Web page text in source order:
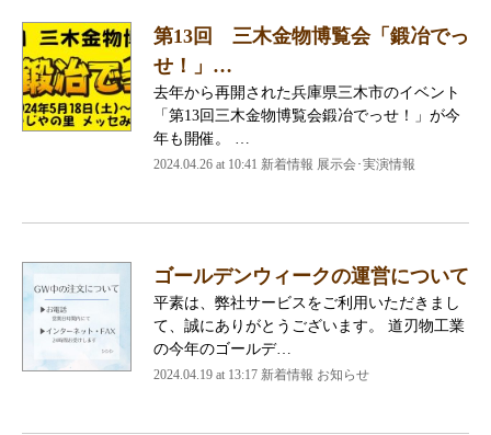
第13回 三木金物博覧会「鍛冶でっ
せ！」…
去年から再開された兵庫県三木市のイベント
「第13回三木金物博覧会鍛冶でっせ！」が今
年も開催。 …
2024.04.26 at 10:41 新着情報 展示会･実演情報
ゴールデンウィークの運営について
平素は、弊社サービスをご利用いただきまし
て、誠にありがとうございます。 道刃物工業
の今年のゴールデ…
2024.04.19 at 13:17 新着情報 お知らせ